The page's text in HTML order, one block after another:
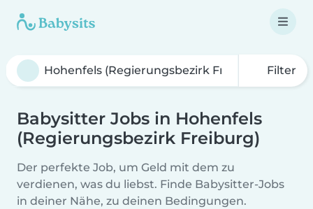
Filter
Babysitter Jobs in Hohenfels
(Regierungsbezirk Freiburg)
Der perfekte Job, um Geld mit dem zu
verdienen, was du liebst. Finde Babysitter-Jobs
in deiner Nähe, zu deinen Bedingungen.